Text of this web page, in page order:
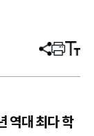
分
章
打 调
小
역대 최다 학